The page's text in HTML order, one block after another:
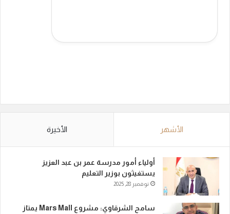
الأشهر الأخيرة
أولياء أمور مدرسة عمر بن عبد العزيز
يستغيثون بوزير التعليم
نوفمبر 28, 2025
سامح الشرقاوي: مشروع Mars Mall يمتاز